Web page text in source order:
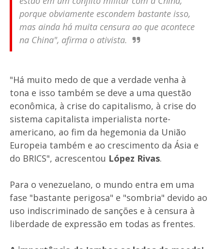
porque obviamente escondem bastante isso,
mas ainda há muita censura ao que acontece
na China", afirma o ativista.
"Há muito medo de que a verdade venha à
tona e isso também se deve a uma questão
econômica, à crise do capitalismo, à crise do
sistema capitalista imperialista norte-
americano, ao fim da hegemonia da União
Europeia também e ao crescimento da Ásia e
do BRICS", acrescentou López Rivas.
Para o venezuelano, o mundo entra em uma
fase "bastante perigosa" e "sombria" devido ao
uso indiscriminado de sanções e à censura à
liberdade de expressão em todas as frentes.